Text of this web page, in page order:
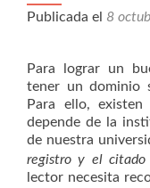
Publicada el 8
Para lograr un
tener un dominio
Para ello,
depende de la
de nuestra
registro y el citado
lector necesita